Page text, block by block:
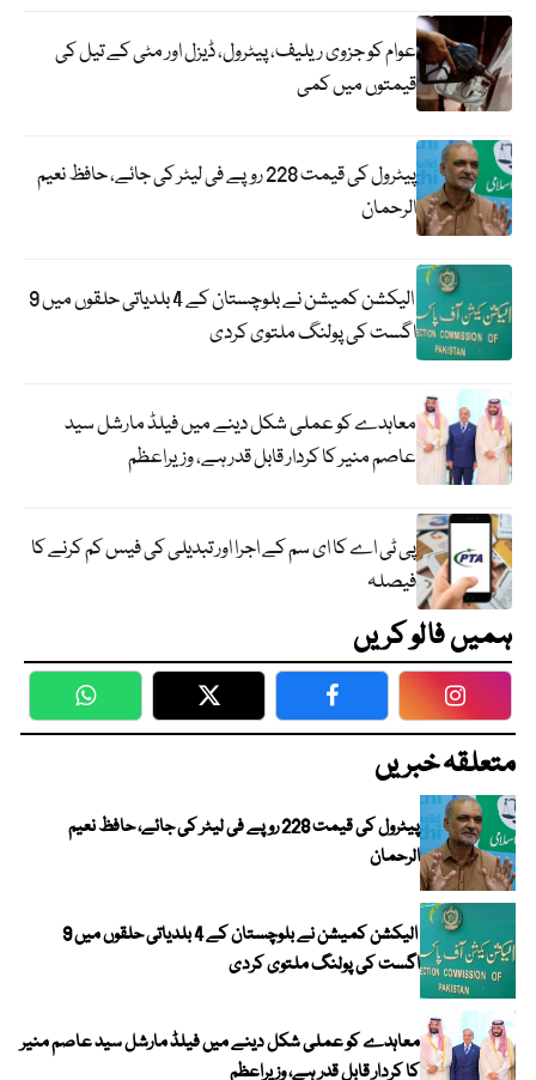
عوام کو جزوی ریلیف، پیٹرول، ڈیزل اور مٹی کے تیل کی
قیمتوں میں کمی
پیٹرول کی قیمت 228 روپے فی لیٹر کی جائے، حافظ نعیم
الرحمان
الیکشن کمیشن نے بلوچستان کے 4 بلدیاتی حلقوں میں 9
اگست کی پولنگ ملتوی کردی
معاہدے کو عملی شکل دینے میں فیلڈ مارشل سید
عاصم منیر کا کردار قابل قدر ہے، وزیراعظم
پی ٹی اے کا ای سم کے اجرا اور تبدیلی کی فیس کم کرنے کا
فیصلہ
ہمیں فالو کریں
WhatsApp Twitter Facebook
متعلقہ خبریں
پیٹرول کی قیمت 228 روپے فی لیٹر کی جائے، حافظ نعیم
الرحمان
الیکشن کمیشن نے بلوچستان کے 4 بلدیاتی حلقوں میں 9
اگست کی پولنگ ملتوی کردی
معاہدے کو عملی شکل دینے میں فیلڈ مارشل سید عاصم منیر
کا کردار قابل قدر ہے، وزیراعظم